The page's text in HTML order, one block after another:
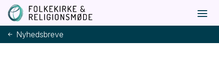
Nyhedsbreve